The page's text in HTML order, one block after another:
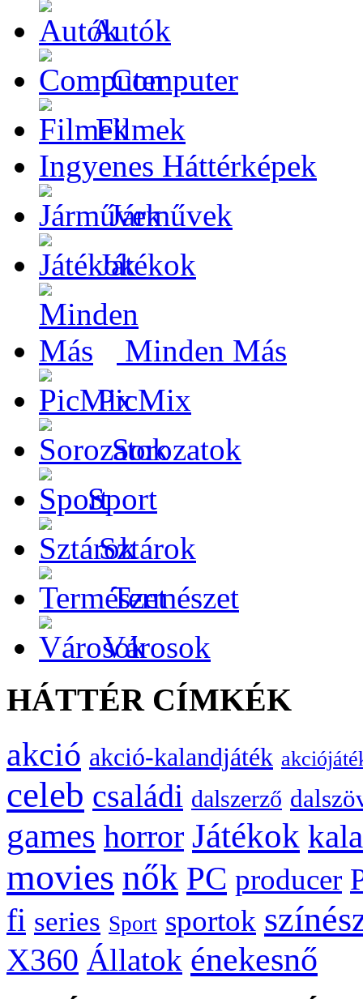
Autók
Computer
Filmek
Ingyenes Háttérképek
Járművek
Játékok
Minden Más
PicMix
Sorozatok
Sport
Sztárok
Természet
Városok
HÁTTÉR CÍMKÉK
akció akció-kalandjáték
celeb családi dalszerző
games horror Játékok
movies nők PC producer
fi series Sport sportok
X360 Állatok énekesnő